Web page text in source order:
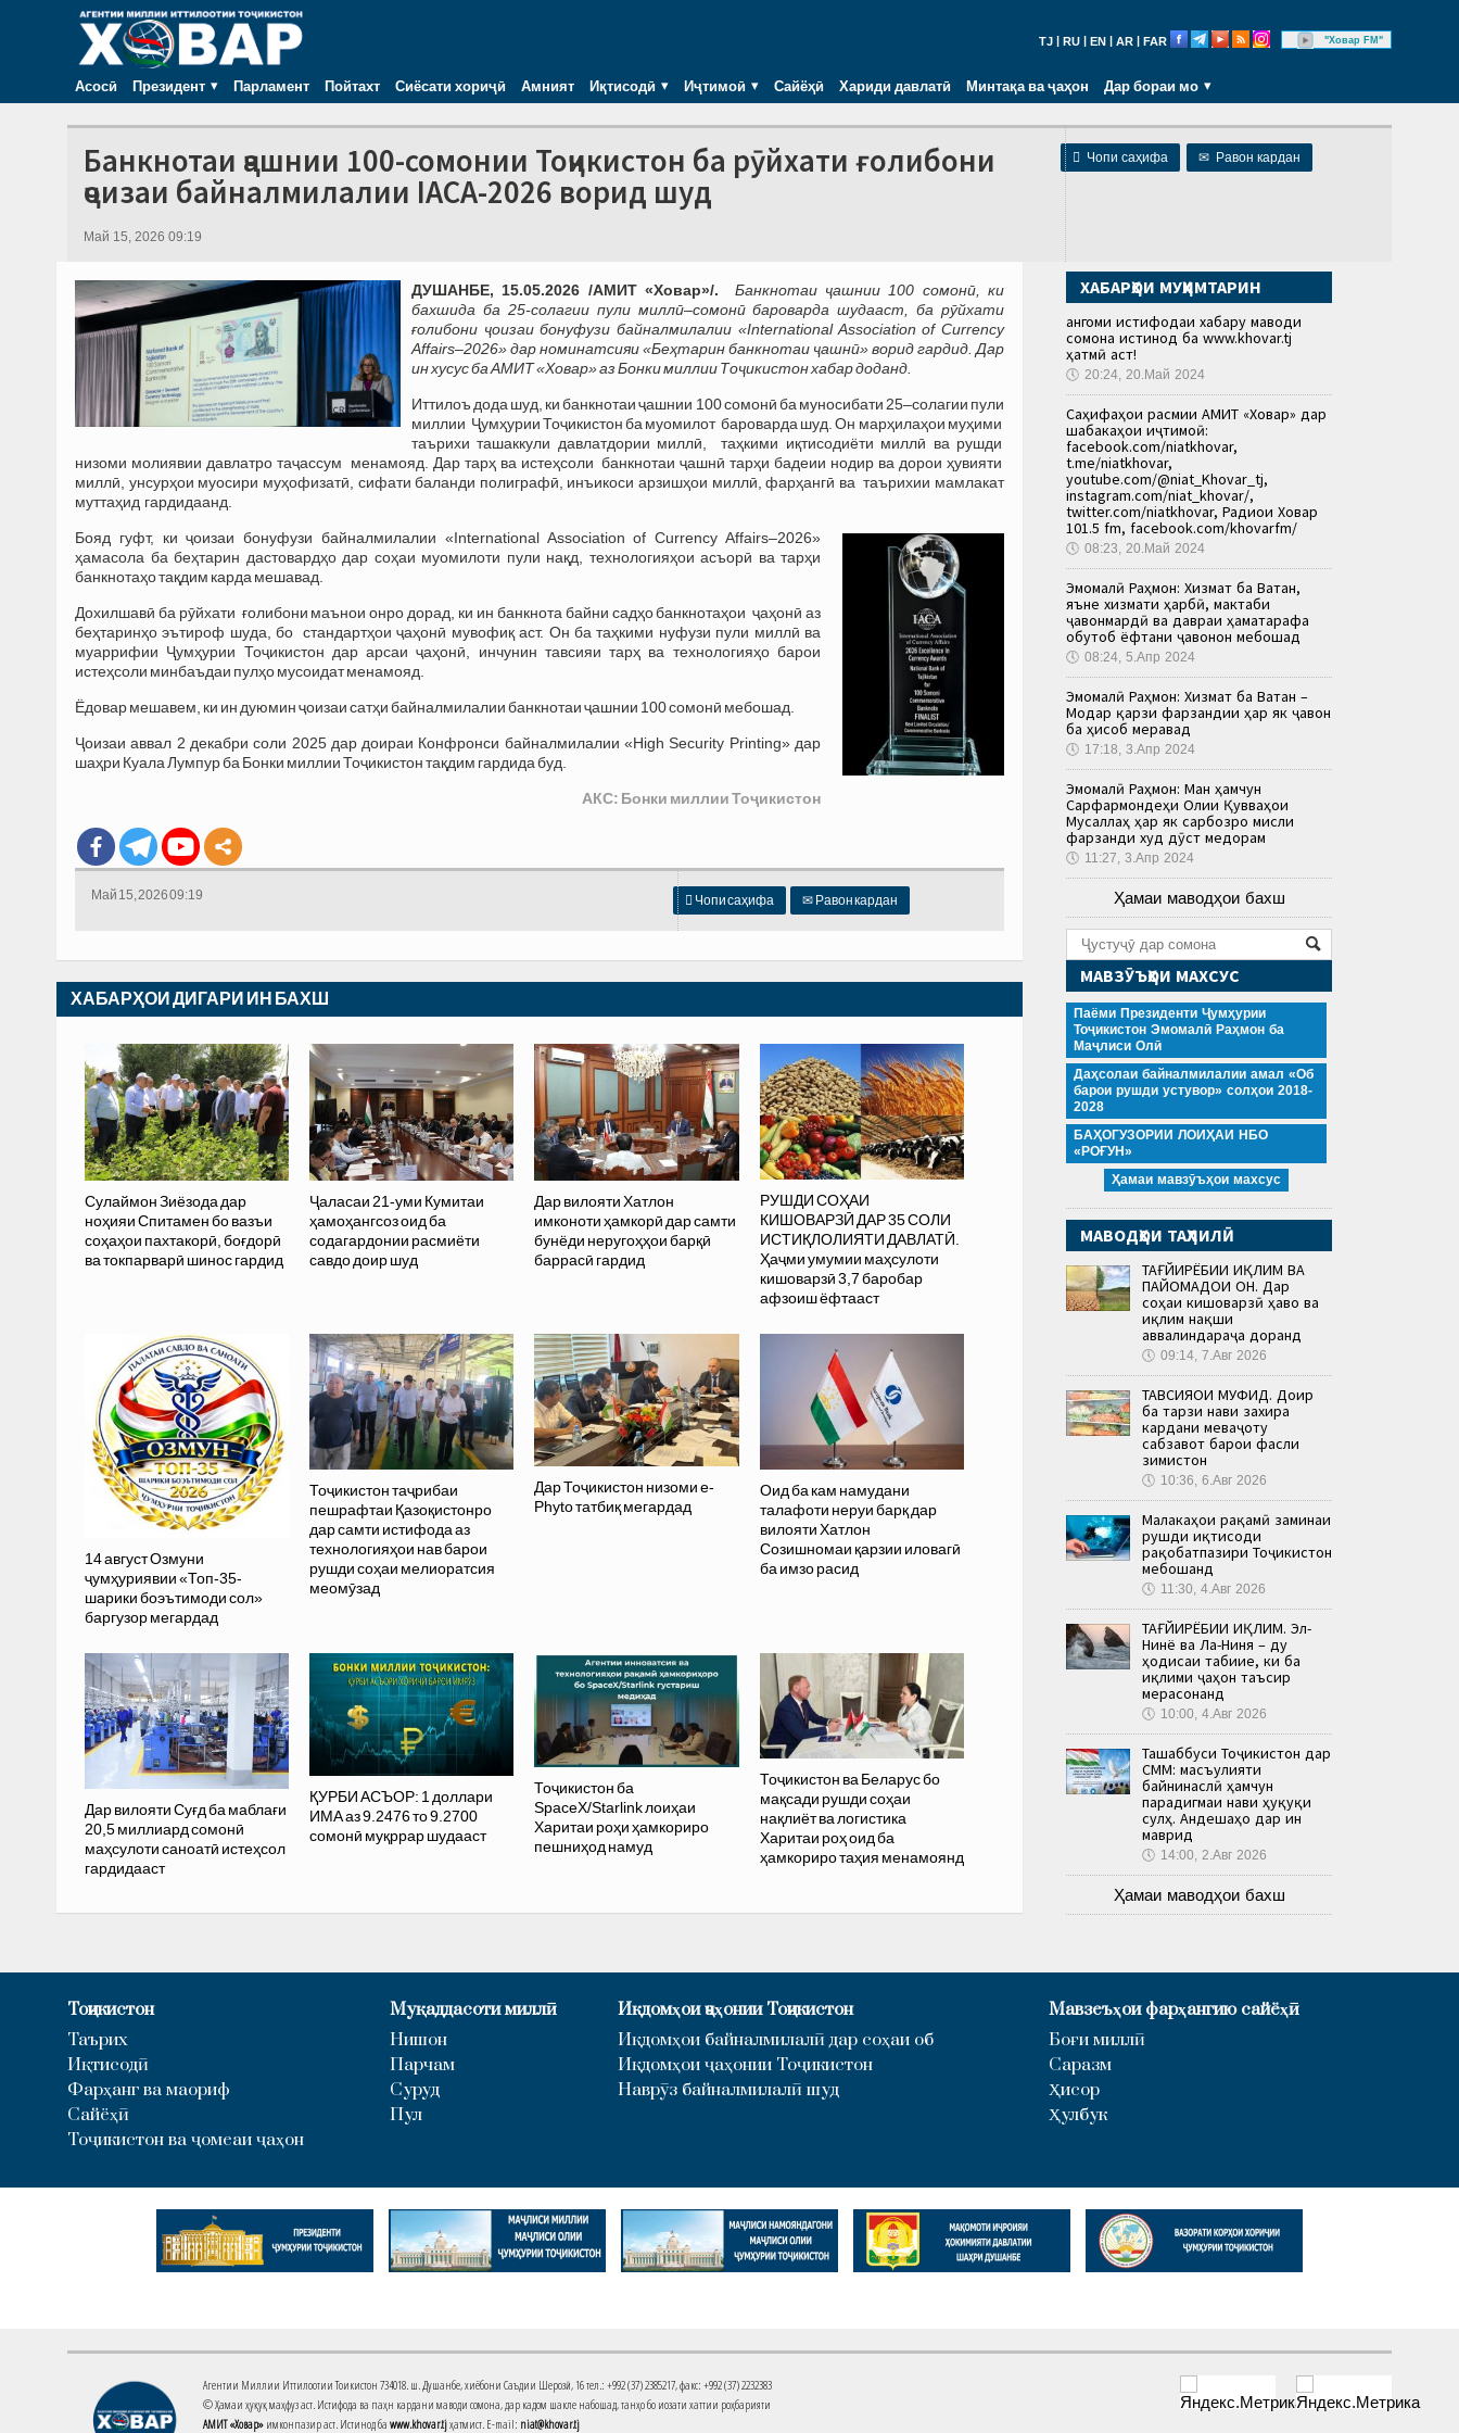
TJ RU EN AR FAR "Ховар FM"
Асосӣ Президент Парламент Пойтахт Сиёсати хориҷӣ Амният Иқтисодӣ Иҷтимоӣ Сайёҳӣ Хариди давлатӣ Минтақа ва ҷаҳон Дар бораи мо
 Чопи саҳифа ✉ Равон кардан
Банкнотаи ҷашнии 100-сомонии Тоҷикистон ба рӯйхати ғолибони
ҷоизаи байналмилалии IACA-2026 ворид шуд
Май 15, 2026 09:19
ДУШАНБЕ, 15.05.2026 /АМИТ «Ховар»/.
Банкнотаи ҷашнии 100 сомонӣ, ки
бахшида ба 25-солагии пули миллӣ–сомонӣ бароварда шудааст, ба рӯйхати
ғолибони ҷоизаи бонуфузи байналмилалии «International Association of Currency
Affairs–2026» дар номинатсияи «Беҳтарин банкнотаи ҷашнӣ» ворид гардид. Дар
ин хусус ба АМИТ «Ховар» аз Бонки миллии Тоҷикистон хабар доданд.
Иттилоъ дода шуд, ки банкнотаи ҷашнии 100 сомонӣ ба муносибати 25–солагии пули
миллии Ҷумҳурии Тоҷикистон ба муомилот бароварда шуд. Он марҳилаҳои муҳими
таърихи ташаккули давлатдории миллӣ, таҳкими иқтисодиёти миллӣ ва рушди
низоми молиявии давлатро таҷассум менамояд. Дар тарҳ ва истеҳсоли банкнотаи ҷашнӣ тарҳи бадеии нодир ва дорои ҳувияти
миллӣ, унсурҳои муосири муҳофизатӣ, сифати баланди полиграфӣ, инъикоси арзишҳои миллӣ, фарҳангӣ ва таърихии мамлакат
муттаҳид гардидаанд.
Бояд гуфт, ки ҷоизаи бонуфузи байналмилалии «International Association of Currency Affairs–2026»
ҳамасола ба беҳтарин дастовардҳо дар соҳаи муомилоти пули нақд, технологияҳои асъорӣ ва тарҳи
банкнотаҳо тақдим карда мешавад.
Дохилшавӣ ба рӯйхати ғолибони маънои онро дорад, ки ин банкнота байни садҳо банкнотаҳои ҷаҳонӣ аз
беҳтаринҳо эътироф шуда, бо стандартҳои ҷаҳонӣ мувофиқ аст. Он ба таҳкими нуфузи пули миллӣ ва
муаррифии Ҷумҳурии Тоҷикистон дар арсаи ҷаҳонӣ, инчунин тавсияи тарҳ ва технологияҳо барои
истеҳсоли минбаъдаи пулҳо мусоидат менамояд.
Ёдовар мешавем, ки ин дуюмин ҷоизаи сатҳи байналмилалии банкнотаи ҷашнии 100 сомонӣ мебошад.
Ҷоизаи аввал 2 декабри соли 2025 дар доираи Конфронси байналмилалии «High Security Printing» дар
шаҳри Куала Лумпур ба Бонки миллии Тоҷикистон тақдим гардида буд.
АКС: Бонки миллии Тоҷикистон
 Чопи саҳифа ✉ Равон кардан
Май 15, 2026 09:19
ХАБАРҲОИ ДИГАРИ ИН БАХШ
Сулаймон Зиёзода дар
ноҳияи Спитамен бо вазъи
соҳаҳои пахтакорӣ, боғдорӣ
ва токпарварӣ шинос гардид
Ҷаласаи 21-уми Кумитаи
ҳамоҳангсоз оид ба
содагардонии расмиёти
савдо доир шуд
Дар вилояти Хатлон
имконоти ҳамкорӣ дар самти
бунёди неругоҳҳои барқӣ
баррасӣ гардид
РУШДИ СОҲАИ
КИШОВАРЗӢ ДАР 35 СОЛИ
ИСТИҚЛОЛИЯТИ ДАВЛАТӢ.
Ҳаҷми умумии маҳсулоти
кишоварзӣ 3,7 баробар
афзоиш ёфтааст
14 август Озмуни
ҷумҳуриявии «Топ-35-
шарики боэътимоди сол»
баргузор мегардад
Тоҷикистон таҷрибаи
пешрафтаи Қазоқистонро
дар самти истифода аз
технологияҳои нав барои
рушди соҳаи мелиоратсия
меомӯзад
Дар Тоҷикистон низоми e-
Phyto татбиқ мегардад
Оид ба кам намудани
талафоти неруи барқ дар
вилояти Хатлон
Созишномаи қарзии иловагӣ
ба имзо расид
Дар вилояти Суғд ба маблағи
20,5 миллиард сомонӣ
маҳсулоти саноатӣ истеҳсол
гардидааст
ҚУРБИ АСЪОР: 1 доллари
ИМА аз 9.2476 то 9.2700
сомонӣ муқррар шудааст
Тоҷикистон ба
SpaceX/Starlink лоиҳаи
Харитаи роҳи ҳамкориро
пешниҳод намуд
Тоҷикистон ва Беларус бо
мақсади рушди соҳаи
нақлиёт ва логистика
Харитаи роҳ оид ба
ҳамкориро таҳия менамоянд
ХАБАРҲОИ МУҲИМТАРИН
Ҳангоми истифодаи хабару маводи
сомона истинод ба www.khovar.tj
ҳатмӣ аст!
🕔 20:24, 20.Май 2024
Саҳифаҳои расмии АМИТ «Ховар» дар
шабакаҳои иҷтимоӣ:
facebook.com/niatkhovar,
t.me/niatkhovar,
youtube.com/@niat_Khovar_tj,
instagram.com/niat_khovar/,
twitter.com/niatkhovar, Радиои Ховар
101.5 fm, facebook.com/khovarfm/
🕔 08:23, 20.Май 2024
Эмомалӣ Раҳмон: Хизмат ба Ватан,
яъне хизмати ҳарбӣ, мактаби
ҷавонмардӣ ва давраи ҳаматарафа
обутоб ёфтани ҷавонон мебошад
🕔 08:24, 5.Апр 2024
Эмомалӣ Раҳмон: Хизмат ба Ватан –
Модар қарзи фарзандии ҳар як ҷавон
ба ҳисоб меравад
🕔 17:18, 3.Апр 2024
Эмомалӣ Раҳмон: Ман ҳамчун
Сарфармондеҳи Олии Қувваҳои
Мусаллаҳ ҳар як сарбозро мисли
фарзанди худ дӯст медорам
🕔 11:27, 3.Апр 2024
Ҳамаи маводҳои бахш
МАВЗӮЪҲОИ МАХСУС
Паёми Президенти Ҷумҳурии
Тоҷикистон Эмомалӣ Раҳмон ба
Маҷлиси Олӣ
Даҳсолаи байналмилалии амал «Об
барои рушди устувор» солҳои 2018-
2028
БАҲОГУЗОРИИ ЛОИҲАИ НБО
«РОҒУН»
Ҳамаи мавзӯъҳои махсус
МАВОДҲОИ ТАҲЛИЛӢ
ТАҒЙИРЁБИИ ИҚЛИМ ВА
ПАЙОМАДҲОИ ОН. Дар
соҳаи кишоварзӣ ҳаво ва
иқлим нақши
аввалиндараҷа доранд
🕔 09:14, 7.Авг 2026
ТАВСИЯҲОИ МУФИД. Доир
ба тарзи нави захира
кардани меваҷоту
сабзавот барои фасли
зимистон
🕔 10:36, 6.Авг 2026
Малакаҳои рақамӣ заминаи
рушди иқтисоди
рақобатпазири Тоҷикистон
мебошанд
🕔 11:30, 4.Авг 2026
ТАҒЙИРЁБИИ ИҚЛИМ. Эл-
Нинё ва Ла-Ниня – ду
ҳодисаи табиие, ки ба
иқлими ҷаҳон таъсир
мерасонанд
🕔 10:00, 4.Авг 2026
Ташаббуси Тоҷикистон дар
СММ: масъулияти
байнинаслӣ ҳамчун
парадигмаи нави ҳуқуқи
сулҳ. Андешаҳо дар ин
маврид
🕔 14:00, 2.Авг 2026
Ҳамаи маводҳои бахш
Тоҷикистон
Таърих
Иқтисодӣ
Фарҳанг ва маориф
Сайёҳӣ
Тоҷикистон ва ҷомеаи ҷаҳон
Муқаддасоти миллӣ
Нишон
Парчам
Суруд
Пул
Иқдомҳои ҷаҳонии Тоҷикистон
Иқдомҳои байналмилалӣ дар соҳаи об
Иқдомҳои ҷаҳонии Тоҷикистон
Наврӯз байналмилалӣ шуд
Мавзеъҳои фарҳангию сайёҳӣ
Боғи миллӣ
Саразм
Ҳисор
Ҳулбук
Агентии Миллии Иттилоотии Тоҷикистон 734018. ш. Душанбе, хиёбони Саъдии Шерозӣ, 16 тел.: +992 (37) 2385217, факс: +992 (37) 2232383
© Ҳамаи ҳуқуқ маҳфуз аст. Истифода ва паҳн кардани маводи сомона, дар кадом шакле набошад, танҳо бо иҷозати хаттии роҳбарияти
АМИТ «Ховар» имконпазир аст. Истинод ба www.khovar.tjҳатмист. E-mail: niat@khovar.tj